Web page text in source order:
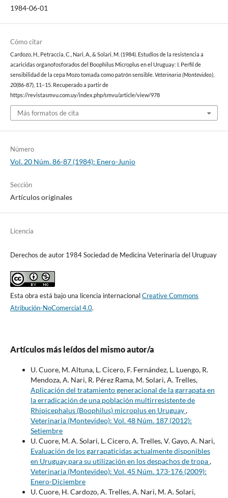
1984-06-01
Cómo citar
Cardozo, H., Petraccia, C., Nari, A., & Solari, M. (1984). Estudios de la resistencia a
acaricidas organofosforados del Boophilus Microplus en el Uruguay: I. Perfil de
sensibilidad de la cepa Mozo tomada como patrón sensible. Veterinaria (Montevideo),
20(86-87), 11–15. Recuperado a partir de
https://revistasmvu.com.uy/index.php/smvu/article/view/978
Más formatos de cita
Número
Vol. 20 Núm. 86-87 (1984): Enero-Junio
Sección
Artículos originales
Licencia
Derechos de autor 1984 Sociedad de Medicina Veterinaria del Uruguay
Esta obra está bajo una licencia internacionalCreative Commons
Atribución-NoComercial 4.0.
Artículos más leídos del mismo autor/a
U. Cuore, M. Altuna, L. Cicero, F. Fernández, L. Luengo, R.
Mendoza, A. Nari, R. Pérez Rama, M. Solari, A. Trelles,
Aplicación del tratamiento generacional de la garrapata en
la erradicación de una población multirresistente de
Rhipicephalus (Boophilus) microplus en Uruguay,
Veterinaria (Montevideo): Vol. 48 Núm. 187 (2012):
Setiembre
U. Cuore, M. A. Solari, L. Cicero, A. Trelles, V. Gayo, A. Nari,
Evaluación de los garrapaticidas actualmente disponibles
en Uruguay para su utilización en los despachos de tropa,
Veterinaria (Montevideo): Vol. 45 Núm. 173-176 (2009):
Enero-Diciembre
U. Cuore, H. Cardozo, A. Trelles, A. Nari, M. A. Solari,